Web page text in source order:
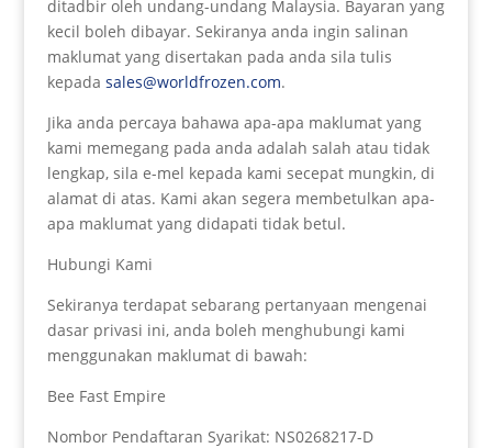
ditadbir oleh undang-undang Malaysia. Bayaran yang
kecil boleh dibayar. Sekiranya anda ingin salinan
maklumat yang disertakan pada anda sila tulis
kepada sales@worldfrozen.com.
Jika anda percaya bahawa apa-apa maklumat yang
kami memegang pada anda adalah salah atau tidak
lengkap, sila e-mel kepada kami secepat mungkin, di
alamat di atas. Kami akan segera membetulkan apa-
apa maklumat yang didapati tidak betul.
Hubungi Kami
Sekiranya terdapat sebarang pertanyaan mengenai
dasar privasi ini, anda boleh menghubungi kami
menggunakan maklumat di bawah:
Bee Fast Empire
Nombor Pendaftaran Syarikat: NS0268217-D